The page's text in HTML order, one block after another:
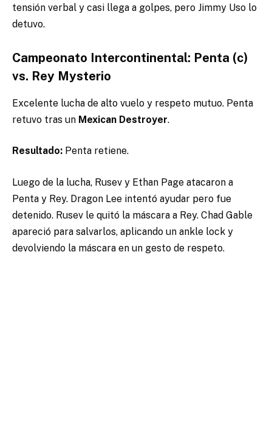
tensión verbal y casi llega a golpes, pero Jimmy Uso lo
detuvo.
Campeonato Intercontinental: Penta (c)
vs. Rey Mysterio
Excelente lucha de alto vuelo y respeto mutuo. Penta
retuvo tras un Mexican Destroyer.
Resultado: Penta retiene.
Luego de la lucha, Rusev y Ethan Page atacaron a
Penta y Rey. Dragon Lee intentó ayudar pero fue
detenido. Rusev le quitó la máscara a Rey. Chad Gable
apareció para salvarlos, aplicando un ankle lock y
devolviendo la máscara en un gesto de respeto.